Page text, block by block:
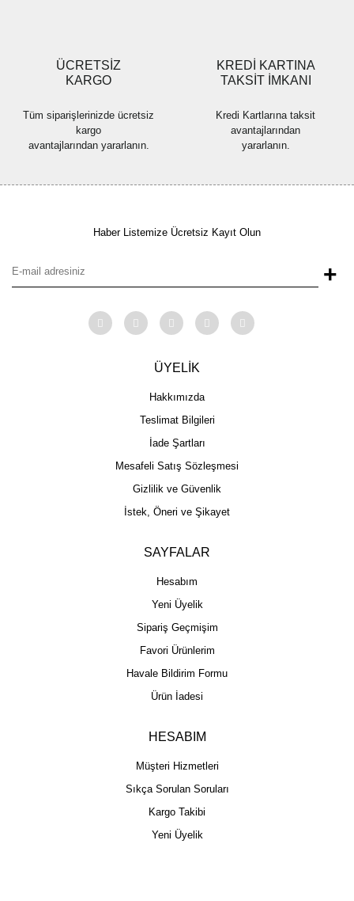
ÜCRETSİZ
KARGO
Tüm siparişlerinizde ücretsiz
kargo
avantajlarından yararlanın.
KREDİ KARTINA
TAKSİT İMKANI
Kredi Kartlarına taksit
avantajlarından
yararlanın.
Haber Listemize Ücretsiz Kayıt Olun
+
ÜYELİK
Hakkımızda
Teslimat Bilgileri
İade Şartları
Mesafeli Satış Sözleşmesi
Gizlilik ve Güvenlik
İstek, Öneri ve Şikayet
SAYFALAR
Hesabım
Yeni Üyelik
Sipariş Geçmişim
Favori Ürünlerim
Havale Bildirim Formu
Ürün İadesi
HESABIM
Müşteri Hizmetleri
Sıkça Sorulan Soruları
Kargo Takibi
Yeni Üyelik